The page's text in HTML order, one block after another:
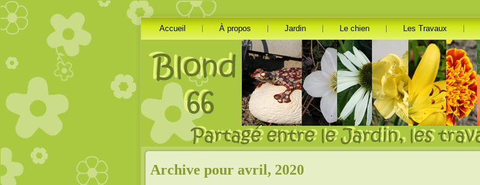
Accueil À propos Jardin Le chien Les Travaux
Archive pour avril, 2020